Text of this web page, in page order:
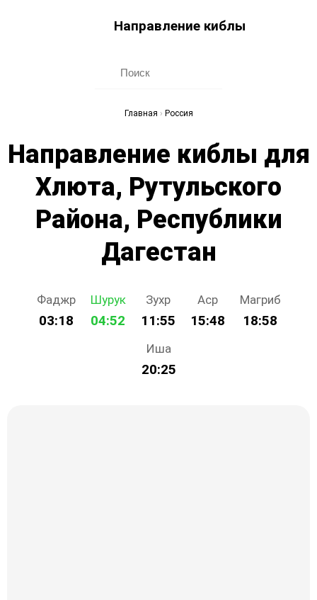
Направление киблы
Главная › Россия
Направление киблы для
Хлюта, Рутульского
Района, Республики
Дагестан
Фаджр
03:18
Шурук
04:52
Зухр
11:55
Аср
15:48
Магриб
18:58
Иша
20:25